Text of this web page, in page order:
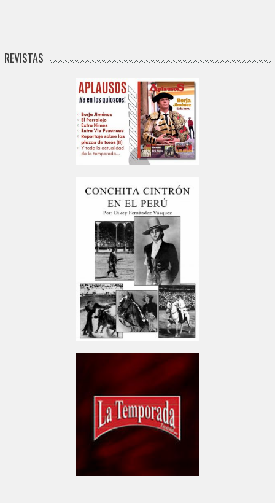
REVISTAS